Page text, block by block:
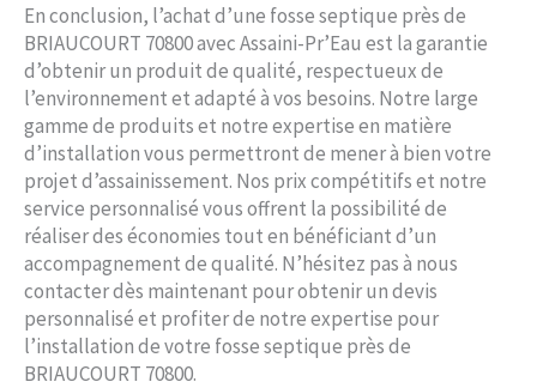
En conclusion, l’achat d’une fosse septique près de
BRIAUCOURT 70800 avec Assaini-Pr’Eau est la garantie
d’obtenir un produit de qualité, respectueux de
l’environnement et adapté à vos besoins. Notre large
gamme de produits et notre expertise en matière
d’installation vous permettront de mener à bien votre
projet d’assainissement. Nos prix compétitifs et notre
service personnalisé vous offrent la possibilité de
réaliser des économies tout en bénéficiant d’un
accompagnement de qualité. N’hésitez pas à nous
contacter dès maintenant pour obtenir un devis
personnalisé et profiter de notre expertise pour
l’installation de votre fosse septique près de
BRIAUCOURT 70800.